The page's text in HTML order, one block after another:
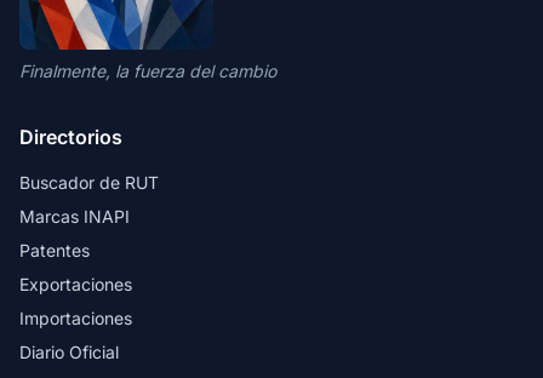
Finalmente, la fuerza del cambio
Directorios
Buscador de RUT
Marcas INAPI
Patentes
Exportaciones
Importaciones
Diario Oficial